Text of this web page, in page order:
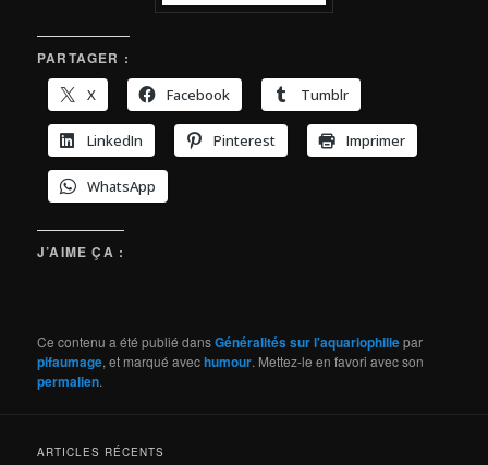
PARTAGER :
X
Facebook Tumblr
LinkedIn Pinterest Imprimer
WhatsApp
J’AIME ÇA :
Ce contenu a été publié dansGénéralités sur l'aquariophiliepar
pifaumage, et marqué avechumour. Mettez-le en favori avec son
permalien.
ARTICLES RÉCENTS